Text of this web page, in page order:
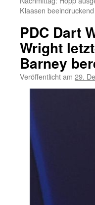
Klaasen
PDC Dart
Wright
Barney
Veröffentlicht am 29.